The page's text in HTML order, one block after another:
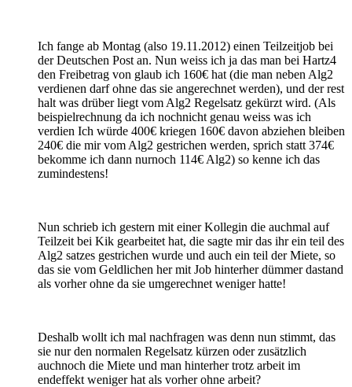
Ich fange ab Montag (also 19.11.2012) einen Teilzeitjob bei
der Deutschen Post an. Nun weiss ich ja das man bei Hartz4
den Freibetrag von glaub ich 160€ hat (die man neben Alg2
verdienen darf ohne das sie angerechnet werden), und der rest
halt was drüber liegt vom Alg2 Regelsatz gekürzt wird. (Als
beispielrechnung da ich nochnicht genau weiss was ich
verdien Ich würde 400€ kriegen 160€ davon abziehen bleiben
240€ die mir vom Alg2 gestrichen werden, sprich statt 374€
bekomme ich dann nurnoch 114€ Alg2) so kenne ich das
zumindestens!
Nun schrieb ich gestern mit einer Kollegin die auchmal auf
Teilzeit bei Kik gearbeitet hat, die sagte mir das ihr ein teil des
Alg2 satzes gestrichen wurde und auch ein teil der Miete, so
das sie vom Geldlichen her mit Job hinterher dümmer dastand
als vorher ohne da sie umgerechnet weniger hatte!
Deshalb wollt ich mal nachfragen was denn nun stimmt, das
sie nur den normalen Regelsatz kürzen oder zusätzlich
auchnoch die Miete und man hinterher trotz arbeit im
endeffekt weniger hat als vorher ohne arbeit?